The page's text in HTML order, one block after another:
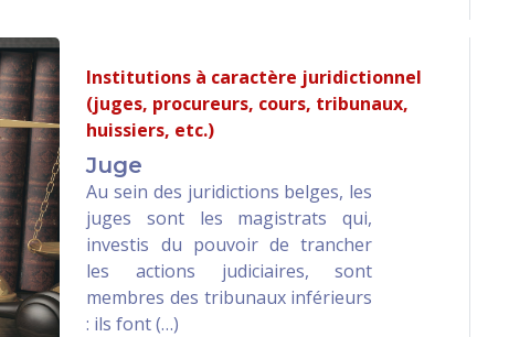
Institutions à caractère juridictionnel
(juges, procureurs, cours, tribunaux,
huissiers, etc.)
Juge
Au sein des juridictions belges, les
juges sont les magistrats qui,
investis du pouvoir de trancher
les actions judiciaires, sont
membres des tribunaux inférieurs
: ils font (…)